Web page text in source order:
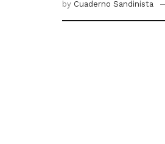
by Cuaderno Sandinista